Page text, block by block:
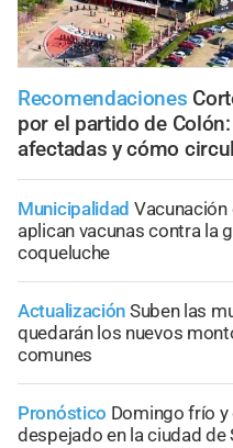
Recomendaciones
por el partido de
afectadas y cómo
Municipalidad Vacunación
aplican vacunas contra la
coqueluche
Actualización Suben las
quedarán los nuevos
comunes
Pronóstico Domingo frío
despejado en la ciudad de